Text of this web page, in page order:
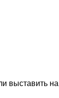
выставить